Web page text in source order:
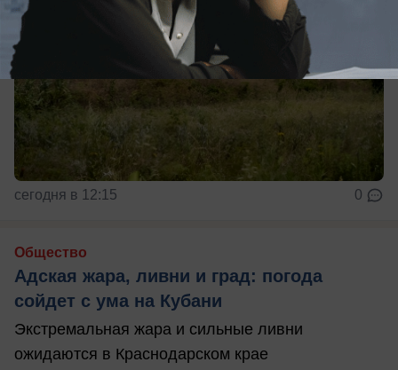
сегодня в 12:15 0
Общество
Адская жара, ливни и град: погода
сойдет с ума на Кубани
Экстремальная жара и сильные ливни
ожидаются в Краснодарском крае